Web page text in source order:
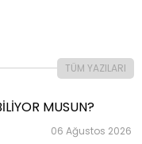
TÜM YAZILARI
MUSUN?
06 Ağustos 2026